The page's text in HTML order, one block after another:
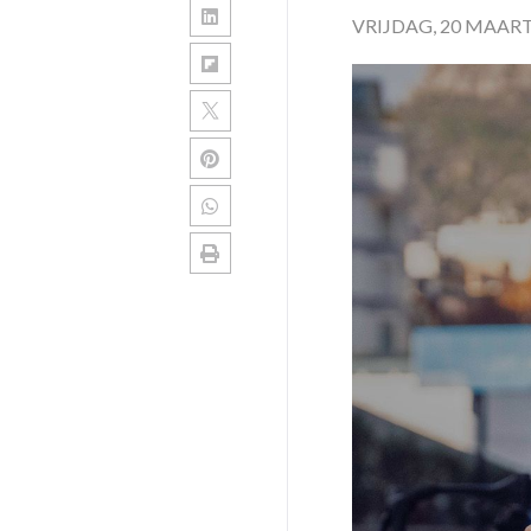
VRIJDAG, 20